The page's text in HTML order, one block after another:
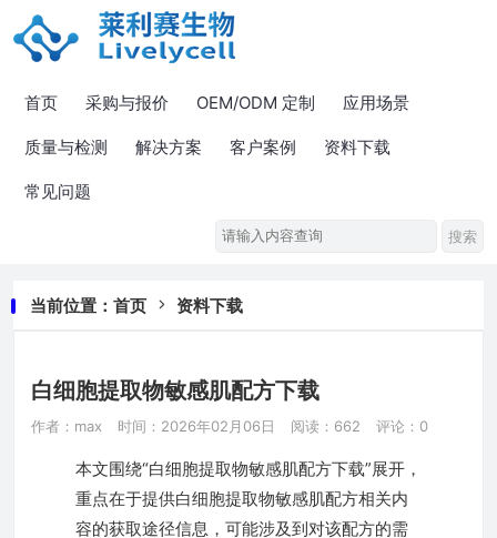
首页 采购与报价 OEM/ODM 定制 应用场景
质量与检测 解决方案 客户案例 资料下载
常见问题
当前位置： 首页 资料下载
白细胞提取物敏感肌配方下载
作者：max 时间：2026年02月06日 阅读：662 评论：0
本文围绕“白细胞提取物敏感肌配方下载”展开，
重点在于提供白细胞提取物敏感肌配方相关内
容的获取途径信息，可能涉及到对该配方的需